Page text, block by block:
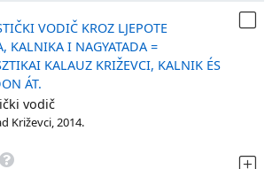
VODIČ KROZ LJEPOTE
KALNIKA I NAGYATADA =
KALAUZ KRIŽEVCI, KALNIK ÉS
ÁT.
vodič
Križevci, 2014.